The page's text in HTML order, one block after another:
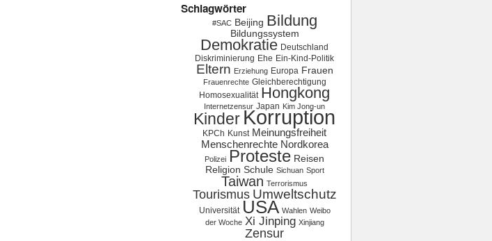
Schlagwörter
#SAC Beijing Bildung
Bildungssystem
Demokratie Deutschland
Diskriminierung Ehe Ein-Kind-Politik
Eltern Erziehung Europa Frauen
Frauenrechte Gleichberechtigung
Homosexualität Hongkong
Internetzensur Japan Kim Jong-un
KinderKorruption
KPCh Kunst Meinungsfreiheit
Menschenrechte Nordkorea
Polizei Proteste Reisen
Religion Schule Sichuan Sport
Taiwan Terrorismus
Tourismus Umweltschutz
Universität USA Wahlen Weibo
der Woche Xi Jinping Xinjiang
Zensur